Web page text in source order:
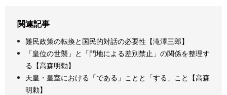
関連記事
難民政策の転換と国民的対話の必要性【滝澤三郎】
「皇位の世襲」と「門地による差別禁止」の関係を整理す
る【高森明勅】
天皇・皇室における「である」ことと「する」こと【高森
明勅】